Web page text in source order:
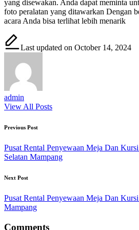
yang disewakan. Anda dapat meminta
foto peralatan yang ditawarkan Dengan
acara Anda bisa terlihat lebih menarik
Last updated on October 14, 2024
admin
View All Posts
Post
navigation
Previous Post
Pusat Rental Penyewaan Meja Dan Kursi
Selatan Mampang
Next Post
Pusat Rental Penyewaan Meja Dan
Mampang
Comments